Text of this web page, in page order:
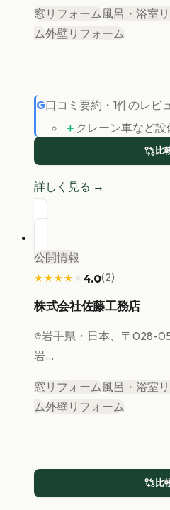
窓リフォーム 風呂・浴室
ム外壁リフォーム
G口コミ要約 ・ 1件のレビ
＋ クレーン車など設
比
詳しく見る →
公開情報
★★★★★
★★★★★ 4.0(2)
株式会社佐藤工務店
岩手県 ・日本、〒028-
岩...
窓リフォーム 風呂・浴室
ム外壁リフォーム
比